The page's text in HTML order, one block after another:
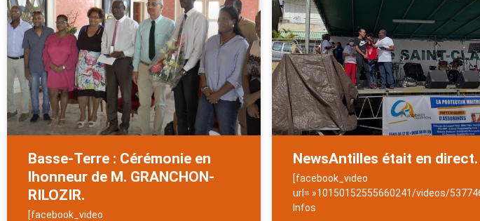
Basse-Terre : Cérémonie en
lhonneur de M. GRANCHON-
RILOZIR.
[facebook_video
NewsAntilles était en direct.
[facebook_video
url= »10150152555660241/videos/
Infos